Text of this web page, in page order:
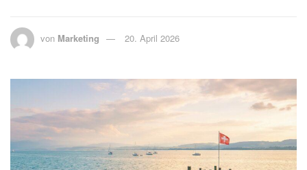
von Marketing 20. April 2026